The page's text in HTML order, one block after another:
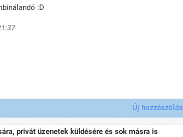
:D
Új hozzászólás
privát üzenetek küldésére és sok másra is